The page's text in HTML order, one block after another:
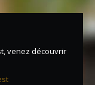
venez découvrir